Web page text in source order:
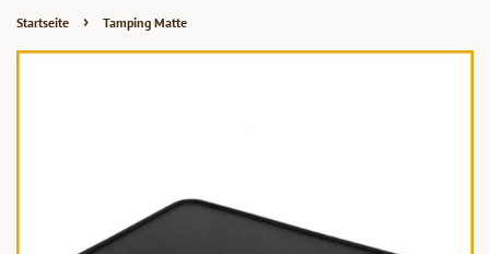
Startseite › Tamping Matte